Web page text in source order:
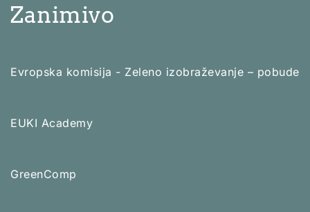
Zanimivo
Evropska komisija - Zeleno izobraževanje – pobude
EUKI Academy
GreenComp